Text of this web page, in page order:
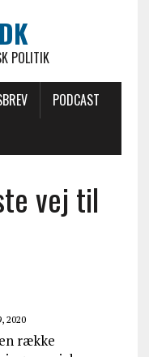
POLITIK
PODCAST
vej til
2020
række